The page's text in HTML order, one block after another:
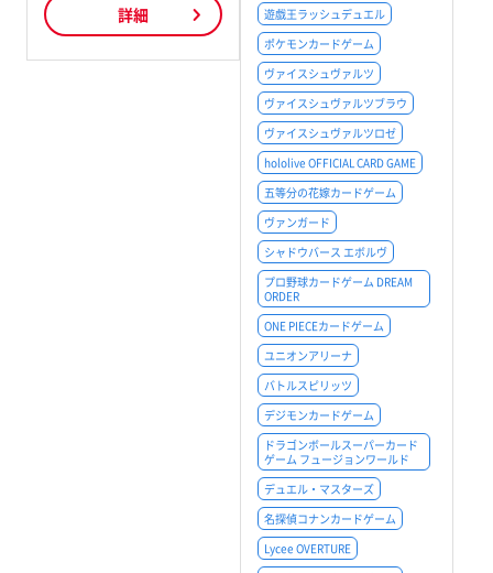
詳細
遊戯王ラッシュデュエル
ポケモンカードゲーム
ヴァイスシュヴァルツ
ヴァイスシュヴァルツブラウ
ヴァイスシュヴァルツロゼ
hololive OFFICIAL CARD GAME
五等分の花嫁カードゲーム
ヴァンガード
シャドウバース エボルヴ
プロ野球カードゲーム DREAM
ORDER
ONE PIECEカードゲーム
ユニオンアリーナ
バトルスピリッツ
デジモンカードゲーム
ドラゴンボールスーパーカード
ゲーム フュージョンワールド
デュエル・マスターズ
名探偵コナンカードゲーム
Lycee OVERTURE